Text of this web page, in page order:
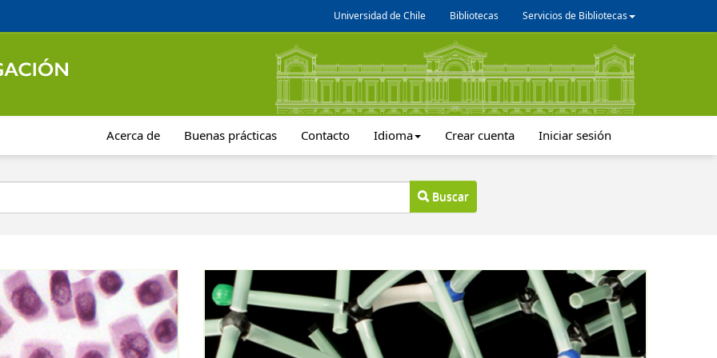
Universidad de Chile Bibliotecas Servicios de Bibliotecas
Acerca de Buenas prácticas Contacto Idioma Crear cuenta Iniciar sesión
Buscar